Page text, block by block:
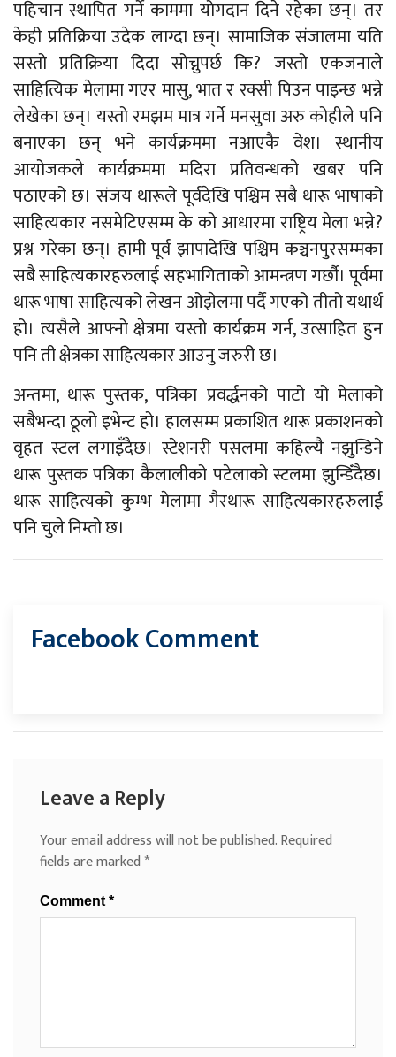
पहिचान स्थापित गर्ने काममा योगदान दिने रहेका छन्। तर
केही प्रतिक्रिया उदेक लाग्दा छन्। सामाजिक संजालमा यति
सस्तो प्रतिक्रिया दिदा सोच्नुपर्छ कि? जस्तो एकजनाले
साहित्यिक मेलामा गएर मासु, भात र रक्सी पिउन पाइन्छ भन्ने
लेखेका छन्। यस्तो रमझम मात्र गर्ने मनसुवा अरु कोहीले पनि
बनाएका छन् भने कार्यक्रममा नआएकै वेश। स्थानीय
आयोजकले कार्यक्रममा मदिरा प्रतिवन्धको खबर पनि
पठाएको छ। संजय थारूले पूर्वदेखि पश्चिम सबै थारू भाषाको
साहित्यकार नसमेटिएसम्म के को आधारमा राष्ट्रिय मेला भन्ने?
प्रश्न गरेका छन्। हामी पूर्व झापादेखि पश्चिम कञ्चनपुरसम्मका
सबै साहित्यकारहरुलाई सहभागिताको आमन्त्रण गर्छौ। पूर्वमा
थारू भाषा साहित्यको लेखन ओझेलमा पर्दै गएको तीतो यथार्थ
हो। त्यसैले आफ्नो क्षेत्रमा यस्तो कार्यक्रम गर्न, उत्साहित हुन
पनि ती क्षेत्रका साहित्यकार आउनु जरुरी छ।
अन्तमा, थारू पुस्तक, पत्रिका प्रवर्द्धनको पाटो यो मेलाको
सबैभन्दा ठूलो इभेन्ट हो। हालसम्म प्रकाशित थारू प्रकाशनको
वृहत स्टल लगाइँदैछ। स्टेशनरी पसलमा कहिल्यै नझुन्डिने
थारू पुस्तक पत्रिका कैलालीको पटेलाको स्टलमा झुन्डिँदैछ।
थारू साहित्यको कुम्भ मेलामा गैरथारू साहित्यकारहरुलाई
पनि चुले निम्तो छ।
Facebook Comment
Leave a Reply
Your email address will not be published.Required
fields are marked*
Comment *